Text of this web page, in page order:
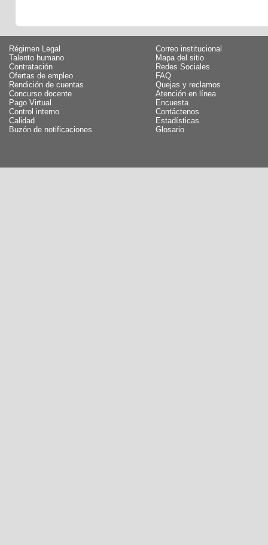
Régimen Legal
Talento humano
Contratación
Ofertas de empleo
Rendición de cuentas
Concurso docente
Pago Virtual
Control interno
Calidad
Buzón de notificaciones
Correo institucional
Mapa del sitio
Redes Sociales
FAQ
Quejas y reclamos
Atención en línea
Encuesta
Contáctenos
Estadísticas
Glosario